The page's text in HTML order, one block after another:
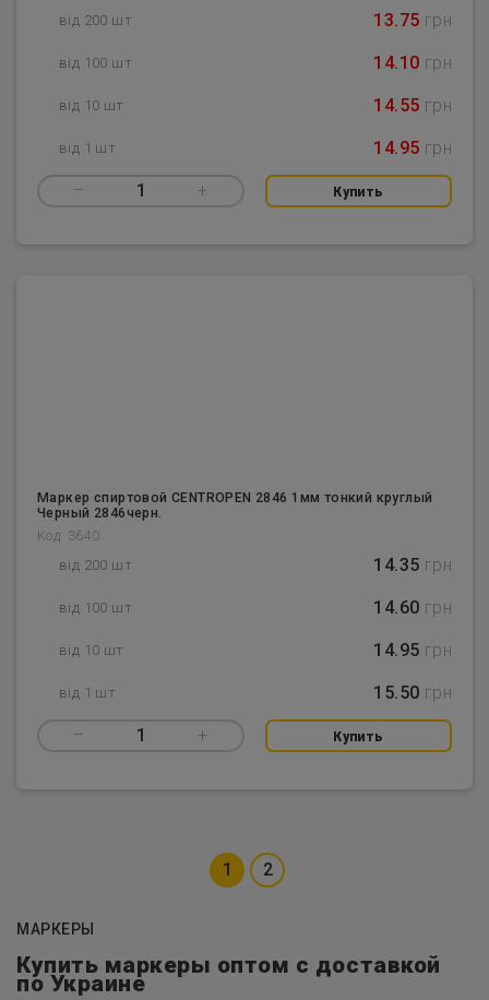
від 200 шт 13.75 грн
від 100 шт 14.10 грн
від 10 шт 14.55 грн
від 1 шт 14.95 грн
– 1 + Купить
Маркер спиртовой CENTROPEN 2846 1мм тонкий круглый
Черный 2846черн.
Код: 3640
від 200 шт 14.35 грн
від 100 шт 14.60 грн
від 10 шт 14.95 грн
від 1 шт 15.50 грн
– 1 + Купить
1 2
МАРКЕРЫ
Купить маркеры оптом с доставкой
по Украине